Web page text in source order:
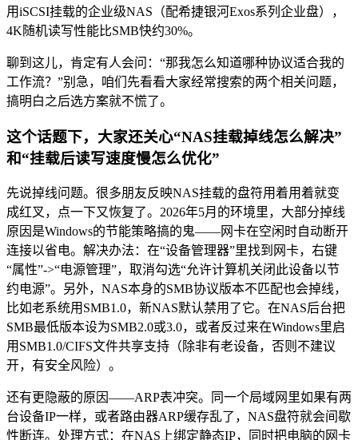
用iSCSI挂载的企业级NAS（配希捷银河Exos系列企业盘），
4K随机读写性能比SMB快约30%。
聊到这儿，肯定有人会问：“那我怎么知道哪种协议适合我的
工作流？”别急，咱们先看看大家经常搜索的两个相关问题，
搞明白之后选方案就不慌了。
这个话题下，大家还关心“NAS挂载掉线怎么解决”
和“挂载后读写速度慢怎么优化”
先说掉线问题。很多朋友反映NAS挂载的盘符用着用着就变
成红叉，点一下又恢复了。2026年5月的环境里，大部分掉线
原因是Windows的节能策略搞的鬼——网卡在空闲时自动断开
连接以省电。解决办法：在“设备管理器”里找到网卡，右键
“属性”->“电源管理”，取消勾选“允许计算机关闭此设备以节
约电源”。另外，NAS本身的SMB协议版本不匹配也会掉线，
比如老系统用SMB1.0，新NAS默认禁用了它。在NAS后台把
SMB最低版本设为SMB2.0或3.0，或者反过来在Windows里启
用SMB1.0/CIFS文件共享支持（除非有老设备，否则不建议
开，有安全风险）。
还有更隐蔽的原因——ARP表冲突。同一个局域网里如果有两
台设备IP一样，或者路由器ARP缓存乱了，NAS盘符就会间歇
性断连。处理方式：在NAS上绑定静态IP，同时把电脑的网卡